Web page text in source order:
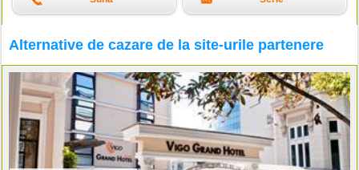
Alternative de cazare de la site-urile partenere